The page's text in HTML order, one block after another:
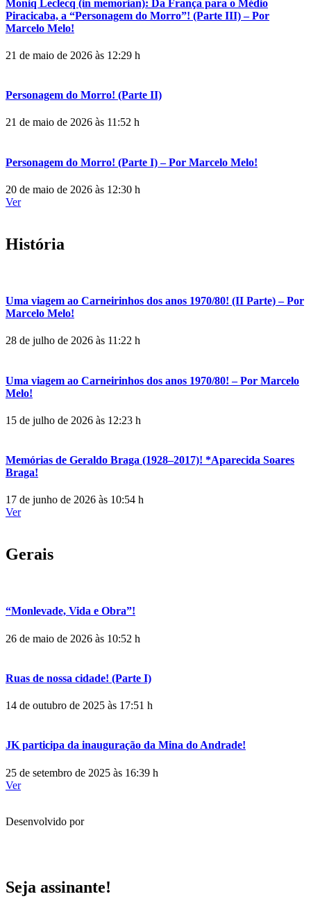
Moniq Leclecq (in memorian): Da França para o Médio
Piracicaba, a “Personagem do Morro”! (Parte III) – Por
Marcelo Melo!
21 de maio de 2026 às 12:29 h
Personagem do Morro! (Parte II)
21 de maio de 2026 às 11:52 h
Personagem do Morro! (Parte I) – Por Marcelo Melo!
20 de maio de 2026 às 12:30 h
Ver
História
Uma viagem ao Carneirinhos dos anos 1970/80! (II Parte) – Por
Marcelo Melo!
28 de julho de 2026 às 11:22 h
Uma viagem ao Carneirinhos dos anos 1970/80! – Por Marcelo
Melo!
15 de julho de 2026 às 12:23 h
Memórias de Geraldo Braga (1928–2017)! *Aparecida Soares
Braga!
17 de junho de 2026 às 10:54 h
Ver
Gerais
“Monlevade, Vida e Obra”!
26 de maio de 2026 às 10:52 h
Ruas de nossa cidade! (Parte I)
14 de outubro de 2025 às 17:51 h
JK participa da inauguração da Mina do Andrade!
25 de setembro de 2025 às 16:39 h
Ver
Desenvolvido por
Seja assinante!